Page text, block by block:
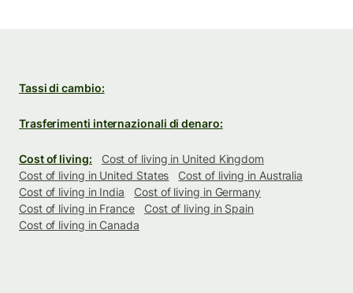
Tassi di cambio:
Trasferimenti internazionali di denaro:
Cost of living:
Cost of living in United Kingdom
Cost of living in United States
Cost of living in Australia
Cost of living in India
Cost of living in Germany
Cost of living in France
Cost of living in Spain
Cost of living in Canada